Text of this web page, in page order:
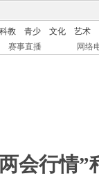
科教 青少 文化
艺术
赛事直播 网络
会行情”